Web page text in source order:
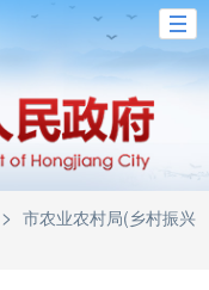
> 市农业农村局(乡村振兴